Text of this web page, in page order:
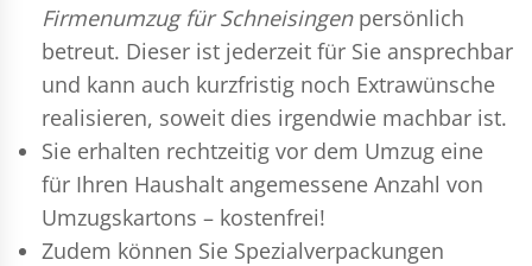
Firmenumzug für Schneisingenpersönlich
betreut. Dieser ist jederzeit für Sie ansprechbar
und kann auch kurzfristig noch Extrawünsche
realisieren, soweit dies irgendwie machbar ist.
Sie erhalten rechtzeitig vor dem Umzug eine
für Ihren Haushalt angemessene Anzahl von
Umzugskartons – kostenfrei!
Zudem können Sie Spezialverpackungen